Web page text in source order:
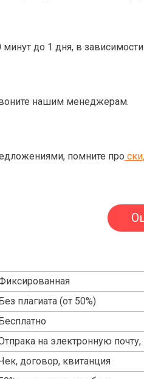
до 1 дня, в
нашим менеджерам.
помните про
плагиата (от 50%)
на электронную
договор, квитанция